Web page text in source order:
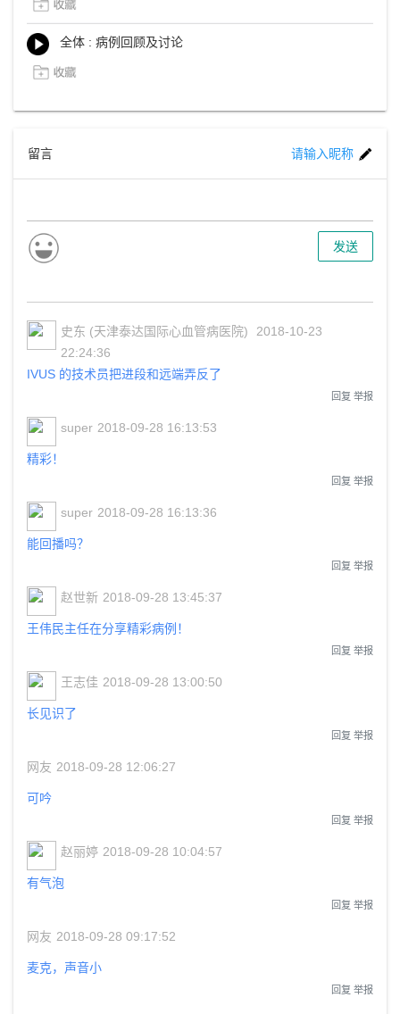
全体 : 病例回顾及讨论
留言 请输入昵称
发送
史东 (天津泰达国际心血管病医院)
2018-10-23
22:24:36
IVUS 的技术员把进段和远端弄反了
回复 举报
super 2018-09-28 16:13:53
精彩！
回复 举报
super 2018-09-28 16:13:36
能回播吗？
回复 举报
赵世新 2018-09-28 13:45:37
王伟民主任在分享精彩病例！
回复 举报
王志佳 2018-09-28 13:00:50
长见识了
回复 举报
网友 2018-09-28 12:06:27
可吟
回复 举报
赵丽婷 2018-09-28 10:04:57
有气泡
回复 举报
网友 2018-09-28 09:17:52
麦克，声音小
回复 举报